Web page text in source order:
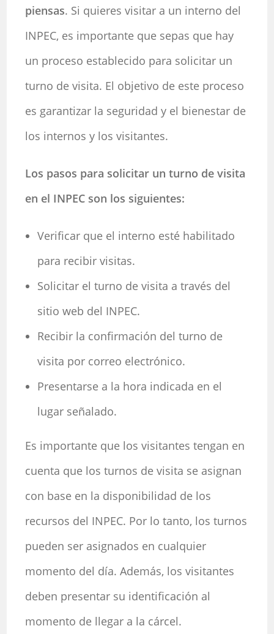
piensas. Si quieres visitar a un interno del
INPEC, es importante que sepas que hay
un proceso establecido para solicitar un
turno de visita. El objetivo de este proceso
es garantizar la seguridad y el bienestar de
los internos y los visitantes.
Los pasos para solicitar un turno de visita
en el INPEC son los siguientes:
Verificar que el interno esté habilitado
para recibir visitas.
Solicitar el turno de visita a través del
sitio web del INPEC.
Recibir la confirmación del turno de
visita por correo electrónico.
Presentarse a la hora indicada en el
lugar señalado.
Es importante que los visitantes tengan en
cuenta que los turnos de visita se asignan
con base en la disponibilidad de los
recursos del INPEC. Por lo tanto, los turnos
pueden ser asignados en cualquier
momento del día. Además, los visitantes
deben presentar su identificación al
momento de llegar a la cárcel.